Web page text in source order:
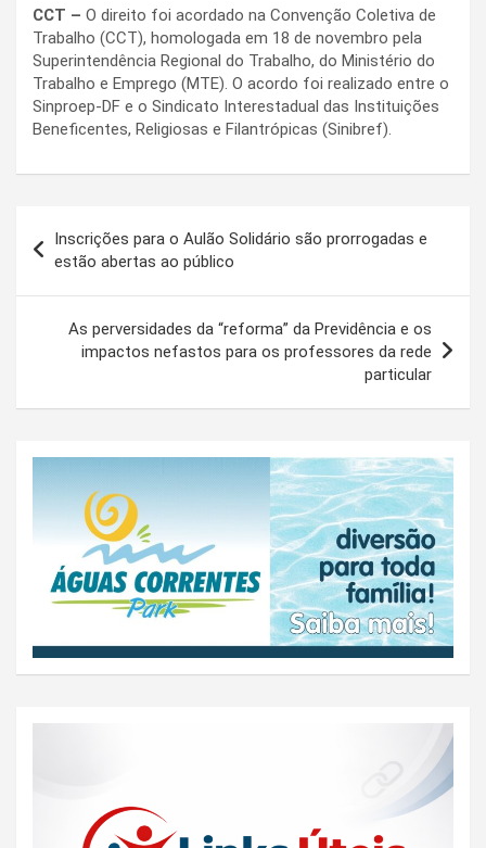
CCT – O direito foi acordado na Convenção Coletiva de
Trabalho (CCT), homologada em 18 de novembro pela
Superintendência Regional do Trabalho, do Ministério do
Trabalho e Emprego (MTE). O acordo foi realizado entre o
Sinproep-DF e o Sindicato Interestadual das Instituições
Beneficentes, Religiosas e Filantrópicas (Sinibref).
de
Post
Inscrições para o Aulão Solidário são prorrogadas e
estão abertas ao público
As perversidades da “reforma” da Previdência e os
impactos nefastos para os professores da rede
particular